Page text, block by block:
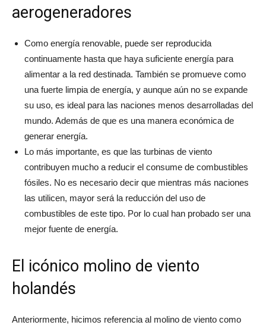
aerogeneradores
Como energía renovable, puede ser reproducida
continuamente hasta que haya suficiente energía para
alimentar a la red destinada. También se promueve como
una fuerte limpia de energía, y aunque aún no se expande
su uso, es ideal para las naciones menos desarrolladas del
mundo. Además de que es una manera económica de
generar energía.
Lo más importante, es que las turbinas de viento
contribuyen mucho a reducir el consume de combustibles
fósiles. No es necesario decir que mientras más naciones
las utilicen, mayor será la reducción del uso de
combustibles de este tipo. Por lo cual han probado ser una
mejor fuente de energía.
El icónico molino de viento
holandés
Anteriormente, hicimos referencia al molino de viento como